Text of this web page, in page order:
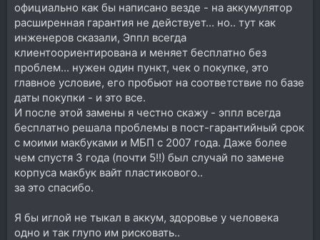
официально как бы написано везде - на аккумулятор
расширенная гарантия не действует... но.. тут как
инженеров сказали, Эппл всегда
клиентоориентирована и меняет бесплатно без
проблем... нужен один пункт, чек о покупке, это
главное условие, его пробьют на соответствие по базе
даты покупки - и это все.
И после этой замены я честно скажу - эппл всегда
бесплатно решала проблемы в пост-гарантийный срок
с моими макбуками и МБП с 2007 года. Даже более
чем спустя 3 года (почти 5!!) был случай по замене
корпуса макбук вайт пластикового..
за это спасибо.
Я бы иглой не тыкал в аккум, здоровье у человека
одно и так глупо им рисковать..